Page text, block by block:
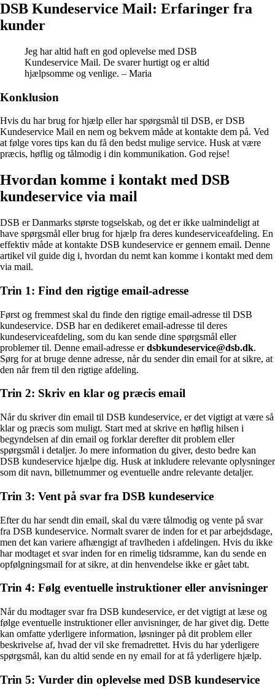
DSB Kundeservice Mail: Erfaringer fra
kunder
Jeg har altid haft en god oplevelse med DSB
Kundeservice Mail. De svarer hurtigt og er altid
hjælpsomme og venlige. – Maria
Konklusion
Hvis du har brug for hjælp eller har spørgsmål til DSB, er DSB
Kundeservice Mail en nem og bekvem måde at kontakte dem på. Ved
at følge vores tips kan du få den bedst mulige service. Husk at være
præcis, høflig og tålmodig i din kommunikation. God rejse!
Hvordan komme i kontakt med DSB
kundeservice via mail
DSB er Danmarks største togselskab, og det er ikke ualmindeligt at
have spørgsmål eller brug for hjælp fra deres kundeserviceafdeling. En
effektiv måde at kontakte DSB kundeservice er gennem email. Denne
artikel vil guide dig i, hvordan du nemt kan komme i kontakt med dem
via mail.
Trin 1: Find den rigtige email-adresse
Først og fremmest skal du finde den rigtige email-adresse til DSB
kundeservice. DSB har en dedikeret email-adresse til deres
kundeserviceafdeling, som du kan sende dine spørgsmål eller
problemer til. Denne email-adresse erdsbkundeservice@dsb.dk.
Sørg for at bruge denne adresse, når du sender din email for at sikre, at
den når frem til den rigtige afdeling.
Trin 2: Skriv en klar og præcis email
Når du skriver din email til DSB kundeservice, er det vigtigt at være så
klar og præcis som muligt. Start med at skrive en høflig hilsen i
begyndelsen af din email og forklar derefter dit problem eller
spørgsmål i detaljer. Jo mere information du giver, desto bedre kan
DSB kundeservice hjælpe dig. Husk at inkludere relevante oplysninger
som dit navn, billetnummer og eventuelle andre relevante detaljer.
Trin 3: Vent på svar fra DSB kundeservice
Efter du har sendt din email, skal du være tålmodig og vente på svar
fra DSB kundeservice. Normalt svarer de inden for et par arbejdsdage,
men det kan variere afhængigt af travlheden i afdelingen. Hvis du ikke
har modtaget et svar inden for en rimelig tidsramme, kan du sende en
opfølgningsmail for at sikre, at din henvendelse ikke er gået tabt.
Trin 4: Følg eventuelle instruktioner eller anvisninger
Når du modtager svar fra DSB kundeservice, er det vigtigt at læse og
følge eventuelle instruktioner eller anvisninger, de har givet dig. Dette
kan omfatte yderligere information, løsninger på dit problem eller
beskrivelse af, hvad der vil ske fremadrettet. Hvis du har yderligere
spørgsmål, kan du altid sende en ny email for at få yderligere hjælp.
Trin 5: Vurder din oplevelse med DSB kundeservice